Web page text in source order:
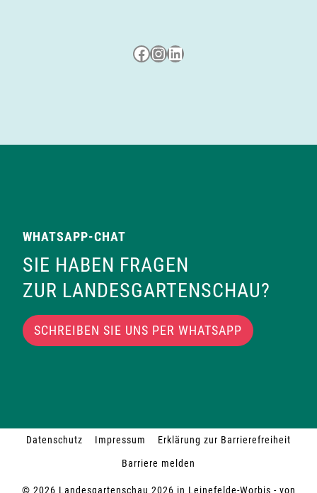
Besuche uns auf Facebook
Besuche uns auf Instagram
LinkedIn
WHATSAPP-CHAT
SIE HABEN FRAGEN
ZUR LANDESGARTENSCHAU?
SCHREIBEN SIE UNS PER WHATSAPP
Datenschutz Impressum
Erklärung zur Barrierefreiheit
Barriere melden